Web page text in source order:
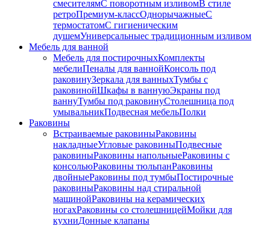
смесителямС поворотным изливомВ стиле
ретроПремиум-классОднорычажныеС
термостатомС гигиеническим
душемУниверсальныес традиционным изливом
Мебель для ванной
Мебель для постирочныхКомплекты
мебелиПеналы для ваннойКонсоль под
раковинуЗеркала для ванныхТумбы с
раковинойШкафы в ваннуюЭкраны под
ваннуТумбы под раковинуСтолешница под
умывальникПодвесная мебельПолки
Раковины
Встраиваемые раковиныРаковины
накладныеУгловые раковиныПодвесные
раковиныРаковины напольныеРаковины с
консольюРаковины тюльпанРаковины
двойныеРаковины под тумбыПостирочные
раковиныРаковины над стиральной
машинойРаковины на керамических
ногахРаковины со столешницейМойки для
кухниДонные клапаны